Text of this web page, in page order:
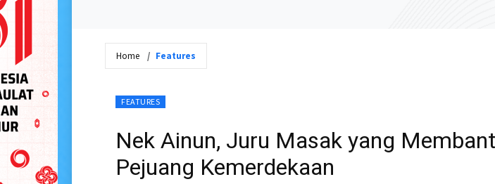
Home Features
FEATURES
Nek Ainun, Juru Masak yang
Pejuang Kemerdekaan